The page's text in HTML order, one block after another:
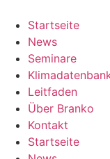
Inhalt
springen
Startseite
News
Seminare
Leitfaden
Über Branko
Kontakt
Startseite